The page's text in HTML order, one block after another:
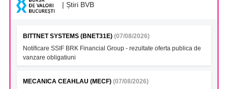
| Știri BVB
BITTNET SYSTEMS (BNET31E) (07/08/2026)
Notificare SSIF BRK Financial Group - rezultate oferta publica de
vanzare obligatiuni
MECANICA CEAHLAU (MECF) (07/08/2026)